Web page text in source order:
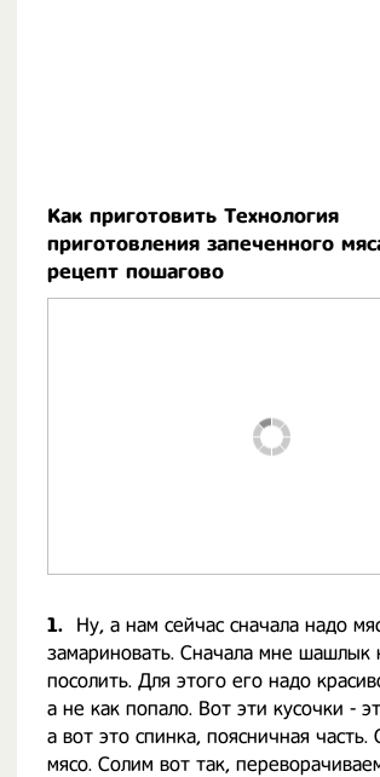
Как приготовить Технология
приготовления запеченного
рецепт пошагово
1.
Ну, а нам сейчас сначала надо
замариновать. Сначала мне шашлык
посолить. Для этого его надо
а не как попало. Вот эти кусочки -
а вот это спинка, поясничная часть.
мясо. Солим вот так,